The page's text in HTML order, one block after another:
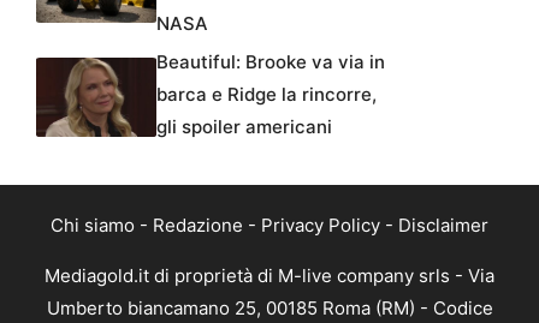
NASA
Beautiful: Brooke va via in
barca e Ridge la rincorre,
gli spoiler americani
Chi siamo - Redazione - Privacy Policy - Disclaimer
Mediagold.it di proprietà di M-live company srls - Via
Umberto biancamano 25, 00185 Roma (RM) - Codice